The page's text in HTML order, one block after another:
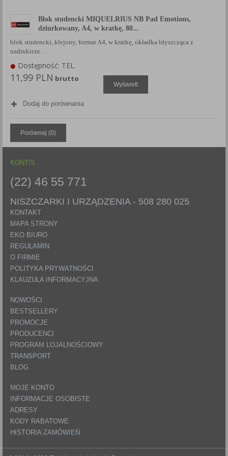
Blok studencki MIQUELRIUS NB Pad Emotions,
dziurkowany, A4, w kratkę, 80...
blok studencki, klejony, format A4, w kratkę, okładka błyszcząca z
nadrukiem…
Dostępność: TEL.
11,99 PLN brutto
Wyświetl
Dodaj do porównania
Porównaj (0)
KONTIS
(22) 46 55 771
NISZCZARKI I URZĄDZENIA - 508 280 025
KONTAKT
MAPA STRONY
EKO BIURO
REGULAMIN
O FIRMIE
POLITYKA PRYWATNOŚCI
KLAUZULA INFORMACYJNA
NOWOŚCI
BESTSELLERY
PROMOCJE
PRODUCENCI
PROGRAM LOJALNOŚCIOWY
TRANSPORT
BLOG
MOJE KONTO
INFORMACJE OSOBISTE
ADRESY
KODY RABATOWE
HISTORIA ZAMÓWIEŃ
momencie wycofać.
Polityka prywatności (rozwiń)
Klauzula Informacyjna (rozwiń)
Lista Zaufanych Partnerów (rozwiń)